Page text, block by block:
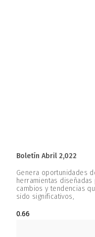
Boletín Abril 2,022
Genera oportunidades
herramientas
cambios y tendencias
sido significativos,